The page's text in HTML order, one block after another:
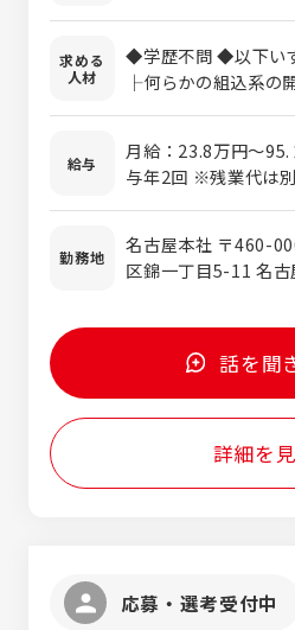
【具体的には】 ◆自
御システム開発
アリング（EPS）設
開発（サイバーセキ
ース開発（MATLAB/
ループ全体で自動車
プロジェクトは、完
業界に興味がある方
求める
人材
◆学歴不問 ◆以下い
├何らかの組込系の
験 ・C/C++や
グ言語の経験 ・マイ
サなどのハードウェ
PLDなどの論理回路
給与
月給：23.8万円～
与年2回 ※残業代は
勤務地
名古屋本社 〒460-
区錦一丁目5-11 名
141-0032 東京都品
崎ビル18F または「東海・関東・関西のクラ
イアント先」 ※勤務
します。 ※転勤はあ
話を聞
詳細を
応募・選考受付中